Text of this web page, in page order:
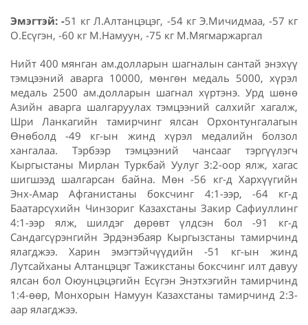
Эмэгтэй: -51 кг Л.Алтанцэцэг, -54 кг Э.Мичидмаа, -57 кг
О.Есүгэн, -60 кг М.Намуун, -75 кг М.Мягмаржаргал
Нийт 400 мянган ам.долларын шагналын сантай энэхүү
тэмцээний аварга 10000, мөнгөн медаль 5000, хүрэл
медаль 2500 ам.долларын шагнал хүртэнэ. Урд шөнө
Азийн аварга шалгаруулах тэмцээний салхийг хагалж,
Шри Ланкагийн тамирчинг ялсан Орхонтунгалагын
Өнөболд -49 кг-ын жинд хүрэл медалийн болзол
хангалаа. Тэрбээр тэмцээний чансааг тэргүүлэгч
Кыргыстаны Мирлан Туркбай Уулуг 3:2-оор ялж, хагас
шигшээд шалгарсан байна. Мөн -56 кг-д Хархүүгийн
Энх-Амар Афганистаны боксчинг 4:1-ээр, -64 кг-д
Баатарсүхийн Чинзориг Казахстаны Закир Сафиуллинг
4:1-ээр ялж, шилдэг дөрөвт үлдсэн бол -91 кг-д
Сандагсүрэнгийн Эрдэнэбаяр Кыргызстаны тамирчинд
ялагджээ. Харин эмэгтэйчүүдийн -51 кг-ын жинд
Лутсайханы Алтанцэцэг Тажикстаны боксчинг илт давуу
ялсан бол Оюунцэцэгийн Есүгэн Энэтхэгийн тамирчинд
1:4-өөр, Монхорын Намуун Казахстаны тамирчинд 2:3-
аар ялагджээ.